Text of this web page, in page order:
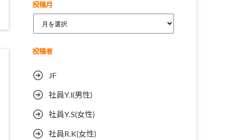
投稿月
ー
イ
投稿者
JF
社員Y.I(男性)
社員Y.S(女性)
社員R.K(女性)